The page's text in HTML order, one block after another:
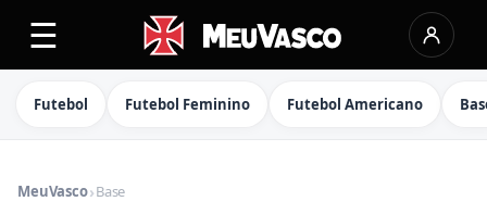
☰
Futebol Futebol Feminino Futebol Americano
MeuVasco›Base